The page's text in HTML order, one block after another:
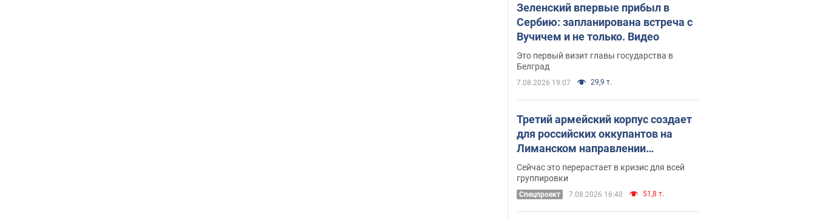
Зеленский впервые прибыл в
Сербию: запланирована встреча с
Вучичем и не только. Видео
Это первый визит главы государства в
Белград
7.08.2026 19:07 29,9 т.
Третий армейский корпус создает
для российских оккупантов на
Лиманском направлении
критический дискомфорт: как это
удалось
Сейчас это перерастает в кризис для всей
группировки
Спецпроект 7.08.2026 16:40 51,8 т.